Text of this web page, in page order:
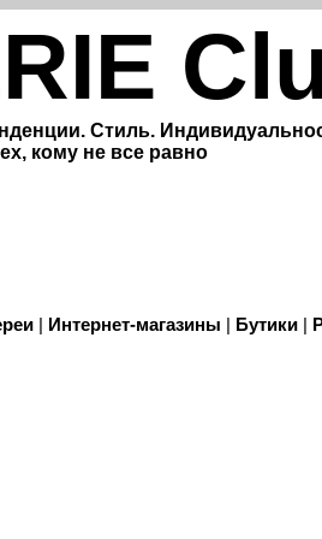
Стиль.
кому не все равно
| Интернет-магазины Бутики|